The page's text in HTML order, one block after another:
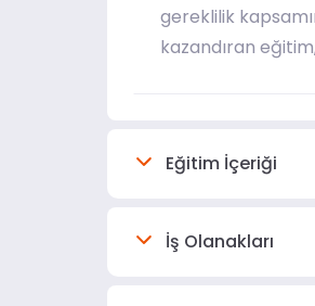
gereklilik
kazandıran
Eğitim İçeriği
İş Olanakları